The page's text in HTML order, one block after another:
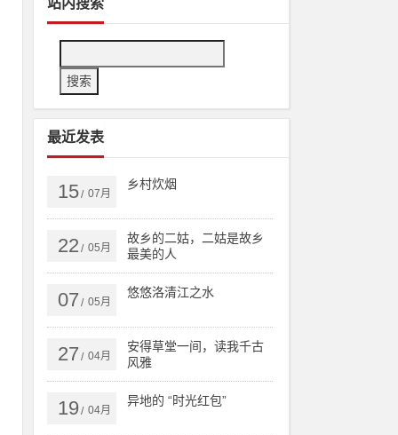
站内搜索
最近发表
15/ 07月
乡村炊烟
22 / 05月
故乡的二姑，二姑是故乡
最美的人
07 / 05月
悠悠洛清江之水
27 / 04月
安得草堂一间，读我千古
风雅
19/ 04月
异地的 “时光红包”